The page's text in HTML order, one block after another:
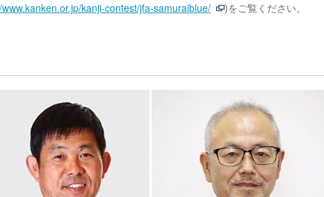
kanji-contest/jfa-samuraiblue/ )をご覧ください。